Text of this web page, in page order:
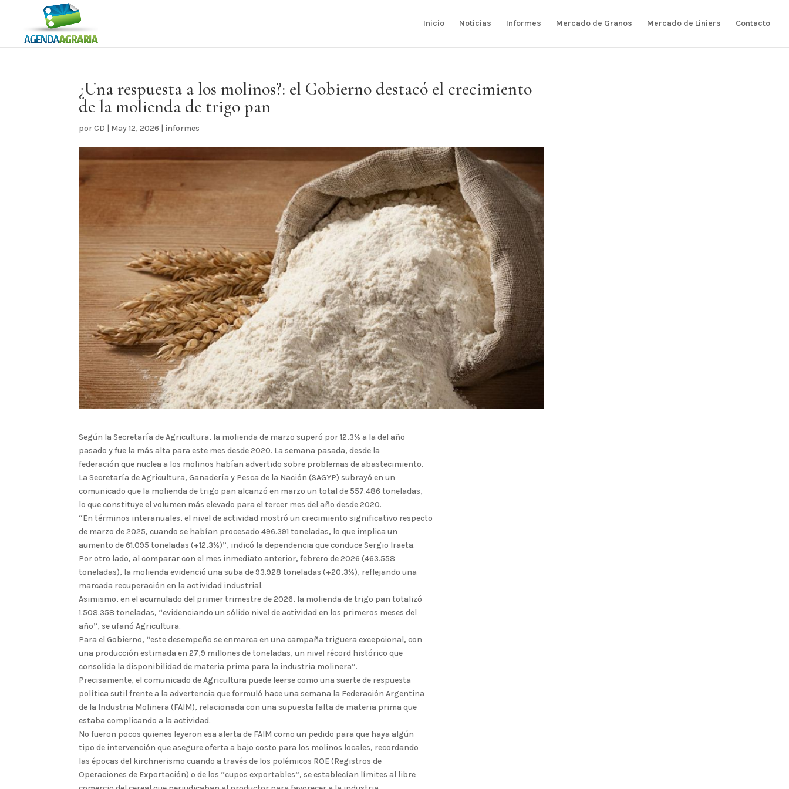
Inicio Noticias Informes Mercado de Granos Mercado de Liniers Contacto
¿Una respuesta a los molinos?: el Gobierno destacó el crecimiento
de la molienda de trigo pan
porCD | May 12, 2026 | informes
Según la Secretaría de Agricultura, la molienda de marzo superó por 12,3% a la del año
pasado y fue la más alta para este mes desde 2020. La semana pasada, desde la
federación que nuclea a los molinos habían advertido sobre problemas de abastecimiento.
La Secretaría de Agricultura, Ganadería y Pesca de la Nación (SAGYP) subrayó en un
comunicado que la molienda de trigo pan alcanzó en marzo un total de 557.486 toneladas,
lo que constituye el volumen más elevado para el tercer mes del año desde 2020.
“En términos interanuales, el nivel de actividad mostró un crecimiento significativo respecto
de marzo de 2025, cuando se habían procesado 496.391 toneladas, lo que implica un
aumento de 61.095 toneladas (+12,3%)”, indicó la dependencia que conduce Sergio Iraeta.
Por otro lado, al comparar con el mes inmediato anterior, febrero de 2026 (463.558
toneladas), la molienda evidenció una suba de 93.928 toneladas (+20,3%), reflejando una
marcada recuperación en la actividad industrial.
Asimismo, en el acumulado del primer trimestre de 2026, la molienda de trigo pan totalizó
1.508.358 toneladas, “evidenciando un sólido nivel de actividad en los primeros meses del
año”, se ufanó Agricultura.
Para el Gobierno, “este desempeño se enmarca en una campaña triguera excepcional, con
una producción estimada en 27,9 millones de toneladas, un nivel récord histórico que
consolida la disponibilidad de materia prima para la industria molinera”.
Precisamente, el comunicado de Agricultura puede leerse como una suerte de respuesta
política sutil frente a la advertencia que formuló hace una semana la Federación Argentina
de la Industria Molinera (FAIM), relacionada con una supuesta falta de materia prima que
estaba complicando a la actividad.
No fueron pocos quienes leyeron esa alerta de FAIM como un pedido para que haya algún
tipo de intervención que asegure oferta a bajo costo para los molinos locales, recordando
las épocas del kirchnerismo cuando a través de los polémicos ROE (Registros de
Operaciones de Exportación) o de los “cupos exportables”, se establecían límites al libre